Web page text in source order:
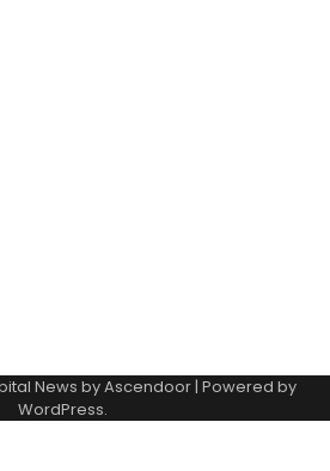
News byAscendoor| Powered by
WordPress.